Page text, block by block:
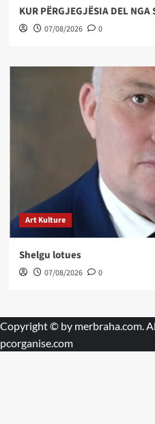
KUR PËRGJEGJËSIA DEL NGA
07/08/2026 0
Art Kulture
Shelgu lotues
07/08/2026 0
Copyright © by merbraha.com.
pcorganise.com